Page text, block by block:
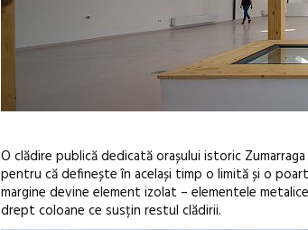
O clădire publică dedicată orașului istoric
pentru că definește în același timp o limită și o
margine devine element izolat – elementele
drept coloane ce susțin restul clădirii.